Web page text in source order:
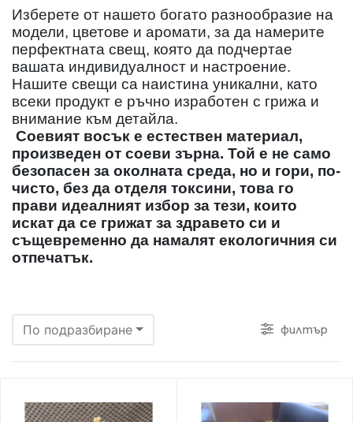
Изберете от нашето богато разнообразие на
модели, цветове и аромати, за да намерите
перфектната свещ, която да подчертае
вашата индивидуалност и настроение.
Нашите свещи са наистина уникални, като
всеки продукт е ръчно изработен с грижа и
внимание към детайла.
Соевият восък е естествен материал,
произведен от соеви зърна. Той е не само
безопасен за околната среда, но и гори, по-
чисто, без да отделя токсини, това го
прави идеалният избор за тези, които
искат да се грижат за здравето си и
същевременно да намалят екологичния си
отпечатък.
По подразбиране филтър